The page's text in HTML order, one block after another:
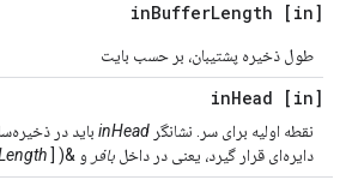
[in] in
BufferLength
طول ذخیره پشتیبان، بر حسب بایت
[in] in
Head
نقطه اولیه برای سر. نشانگر inHead باید در
دایره‌ای قرار گیرد، یعنی در داخل بافر و &( ])